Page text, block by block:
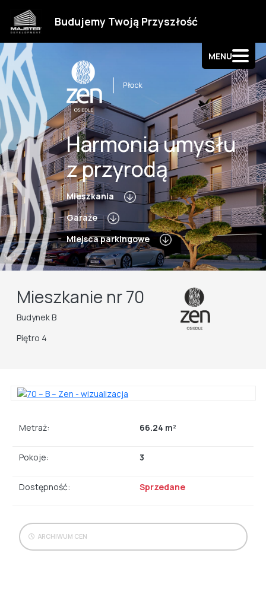
Budujemy Twoją Przyszłość
MENU
Kontakt
Harmonia umysłu
z przyrodą
Mieszkania
Garaże
Miejsca parkingowe
Mieszkanie nr 70
Budynek B
Piętro 4
Metraż: 66.24 m²
Pokoje: 3
Dostępność: Sprzedane
ARCHIWUM CEN